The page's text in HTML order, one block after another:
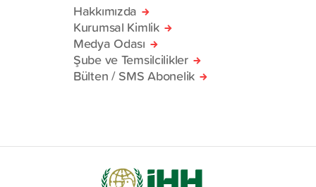
Hakkımızda
Kurumsal Kimlik
Medya Odası
Şube ve Temsilcilikler
Bülten / SMS Abonelik